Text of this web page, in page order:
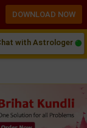
with Astrologer
DOWNLOAD NOW